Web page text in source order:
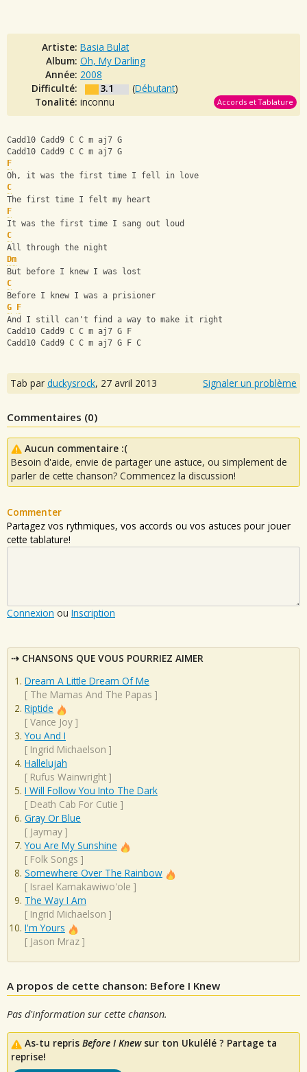
Artiste: Basia Bulat
Album: Oh, My Darling
Année: 2008
Difficulté:
3.1 (Débutant)
Tonalité: inconnu Accords et Tablature
Cadd10 Cadd9 C C m aj7 G
Cadd10 Cadd9 C C m aj7 G
F
Oh, it was the first time I fell in love
C
The first time I felt my heart
F
It was the first time I sang out loud
C
All through the night
Dm
But before I knew I was lost
C
Before I knew I was a prisioner
G
F
And I still can't find a way to make it right
Cadd10 Cadd9 C C m aj7 G F
Cadd10 Cadd9 C C m aj7 G F C
Tab par duckysrock, 27 avril 2013 Signaler un problème
Commentaires (0)
Aucun commentaire :(
Besoin d'aide, envie de partager une astuce, ou simplement de
parler de cette chanson? Commencez la discussion!
Commenter
Partagez vos rythmiques, vos accords ou vos astuces pour jouer
cette tablature!
Connexion ou Inscription
CHANSONS QUE VOUS POURRIEZ AIMER
Dream A Little Dream Of Me
[ The Mamas And The Papas ]
Riptide
[ Vance Joy ]
You And I
[ Ingrid Michaelson ]
Hallelujah
[ Rufus Wainwright ]
I Will Follow You Into The Dark
[ Death Cab For Cutie ]
Gray Or Blue
[ Jaymay ]
You Are My Sunshine
[ Folk Songs ]
Somewhere Over The Rainbow
[ Israel Kamakawiwo'ole ]
The Way I Am
[ Ingrid Michaelson ]
I'm Yours
[ Jason Mraz ]
A propos de cette chanson: Before I Knew
Pas d'information sur cette chanson.
As-tu repris Before I Knewsur ton Ukulélé ? Partage ta
reprise!